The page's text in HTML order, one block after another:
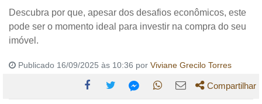
Descubra por que, apesar dos desafios econômicos, este
pode ser o momento ideal para investir na compra do seu
imóvel.
Publicado 16/09/2025 às 10:36 por Viviane Grecilo Torres
Compartilhar